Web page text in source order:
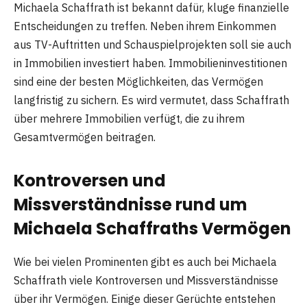
Michaela Schaffrath ist bekannt dafür, kluge finanzielle
Entscheidungen zu treffen. Neben ihrem Einkommen
aus TV-Auftritten und Schauspielprojekten soll sie auch
in Immobilien investiert haben. Immobilieninvestitionen
sind eine der besten Möglichkeiten, das Vermögen
langfristig zu sichern. Es wird vermutet, dass Schaffrath
über mehrere Immobilien verfügt, die zu ihrem
Gesamtvermögen beitragen.
Kontroversen und
Missverständnisse rund um
Michaela Schaffraths Vermögen
Wie bei vielen Prominenten gibt es auch bei Michaela
Schaffrath viele Kontroversen und Missverständnisse
über ihr Vermögen. Einige dieser Gerüchte entstehen